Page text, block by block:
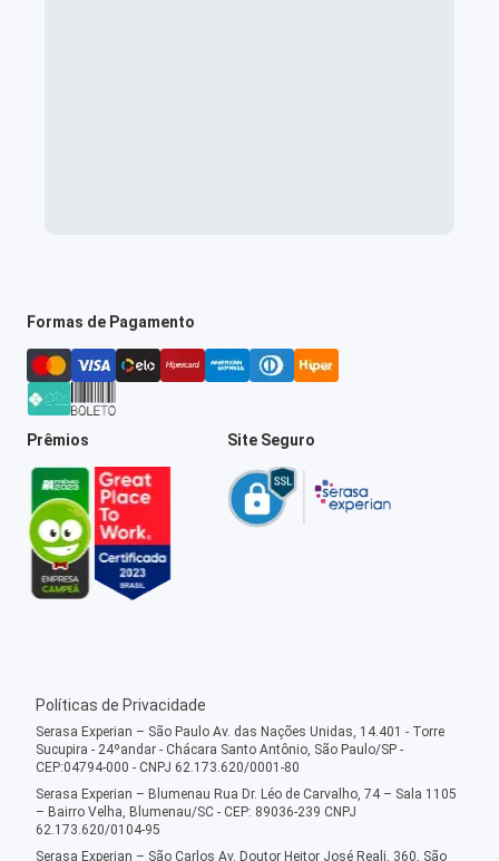
Formas de Pagamento
Prêmios Site Seguro
Políticas de Privacidade
Serasa Experian – São Paulo Av. das Nações Unidas, 14.401 - Torre
Sucupira - 24ºandar - Chácara Santo Antônio, São Paulo/SP -
CEP:04794-000 - CNPJ 62.173.620/0001-80
Serasa Experian – Blumenau Rua Dr. Léo de Carvalho, 74 – Sala 1105
– Bairro Velha, Blumenau/SC - CEP: 89036-239 CNPJ
62.173.620/0104-95
Serasa Experian – São Carlos Av. Doutor Heitor José Reali, 360, São